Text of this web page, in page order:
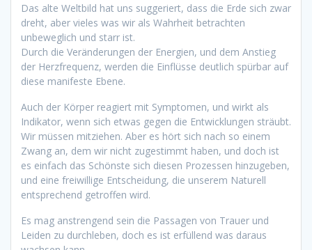
Das alte Weltbild hat uns suggeriert, dass die Erde sich zwar
dreht, aber vieles was wir als Wahrheit betrachten
unbeweglich und starr ist.
Durch die Veränderungen der Energien, und dem Anstieg
der Herzfrequenz, werden die Einflüsse deutlich spürbar auf
diese manifeste Ebene.
Auch der Körper reagiert mit Symptomen, und wirkt als
Indikator, wenn sich etwas gegen die Entwicklungen sträubt.
Wir müssen mitziehen. Aber es hört sich nach so einem
Zwang an, dem wir nicht zugestimmt haben, und doch ist
es einfach das Schönste sich diesen Prozessen hinzugeben,
und eine freiwillige Entscheidung, die unserem Naturell
entsprechend getroffen wird.
Es mag anstrengend sein die Passagen von Trauer und
Leiden zu durchleben, doch es ist erfüllend was daraus